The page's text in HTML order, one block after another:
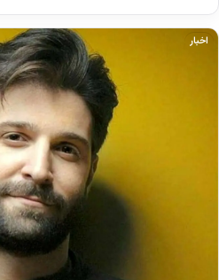
اخبار